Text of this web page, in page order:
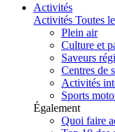
Activités
Activités Toutes
Plein air
Culture et
Saveurs
Centres de
Activités
Sports
Également
Quoi faire